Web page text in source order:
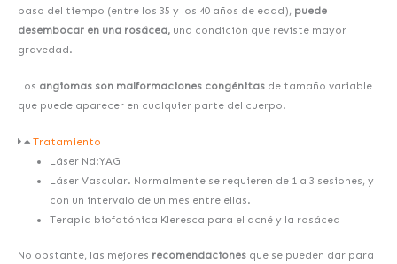
paso del tiempo (entre los 35 y los 40 años de edad), puede
desembocar en una rosácea, una condición que reviste mayor
gravedad.
Los angiomas son malformaciones congénitas de tamaño variable
que puede aparecer en cualquier parte del cuerpo.
Tratamiento
Láser Nd:YAG
Láser Vascular. Normalmente se requieren de 1 a 3 sesiones, y
con un intervalo de un mes entre ellas.
Terapia biofotónica Kleresca para el acné y la rosácea
No obstante, las mejores recomendaciones que se pueden dar para